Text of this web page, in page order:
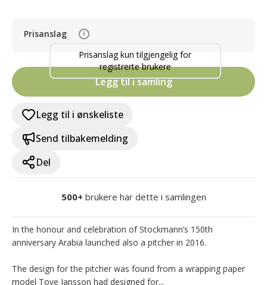
Prisanslag i
Prisanslag kun tilgjengelig for
registrerte brukere
Legg til i samling
Legg til i ønskeliste
Send tilbakemelding
Del
500+ brukere har dette i samlingen
In the honour and celebration of Stockmann’s 150th
anniversary Arabia launched also a pitcher in 2016.
The design for the pitcher was found from a wrapping paper
model Tove Jansson had designed for...